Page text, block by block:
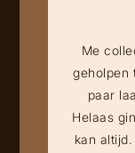
Me
geholpen
paar
Helaas
kan